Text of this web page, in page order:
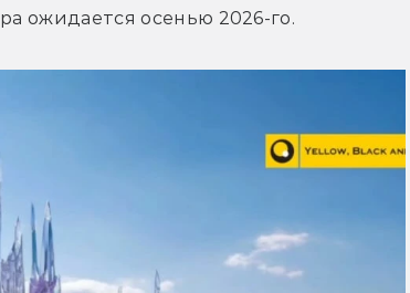
ожидается осенью 2026-го.